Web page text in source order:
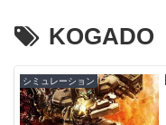
KOGADO
シミュレーション